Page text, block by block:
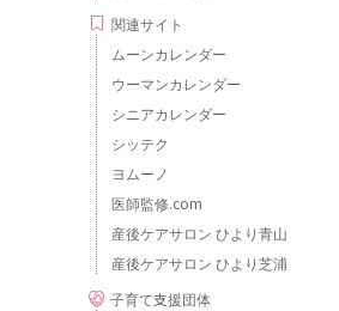
関連サイト
ムーンカレンダー
ウーマンカレンダー
シニアカレンダー
シッテク
ヨムーノ
医師監修.com
産後ケアサロン ひより青山
産後ケアサロン ひより芝浦
子育て支援団体